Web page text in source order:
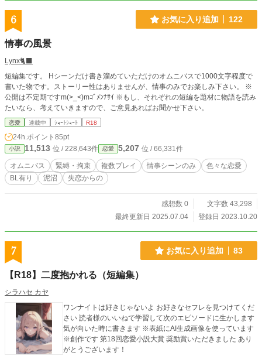
6 お気に入り追加 122
情事の風景
Lynx🐈‍⬛
短編集です。 Hシーンだけ書き溜めていただけのオムニバスで1000文字程度で
書いた物です。ストーリー性はありませんが、情事のみでお楽しみ下さい。 ※
公開は不定期ですm(>_<)mｺﾞﾒﾝﾅｻｲ ※もし、それぞれの短編を題材に物語を読み
たいなら、考えていきますので、ご意見あればお聞かせ下さい。
恋愛 連載中 ｼｮｰﾄｼｮｰﾄ R18
24h.ポイント 85pt
小説 11,513 位 / 228,643件 恋愛 5,207 位 / 66,331件
オムニバス 緊縛・拘束 複数プレイ 情事シーンのみ
色々な恋愛
BL有り
泥沼 失恋からの
感想数 0
文字数 43,298
最終更新日 2025.07.04
登録日 2023.10.20
7 お気に入り追加 83
【R18】二度抱かれる（短編集）
シラハセ カヤ
ワンナイトは好きじゃないよ お好きなセフレを見つけてくだ
さい 読者様のいいねで学習して次のエピソードに生かします
気が向いた時に書きます ※表紙にAI生成画像を使っています
※創作です 第18回恋愛小説大賞 奨励賞いただきました あり
がとうございます！